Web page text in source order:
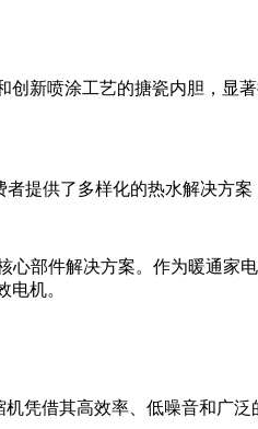
新喷涂工艺的搪瓷内胆，显
提供了多样化的热水解决方案
部件解决方案。作为暖通家
机。
凭借其高效率、低噪音和广泛